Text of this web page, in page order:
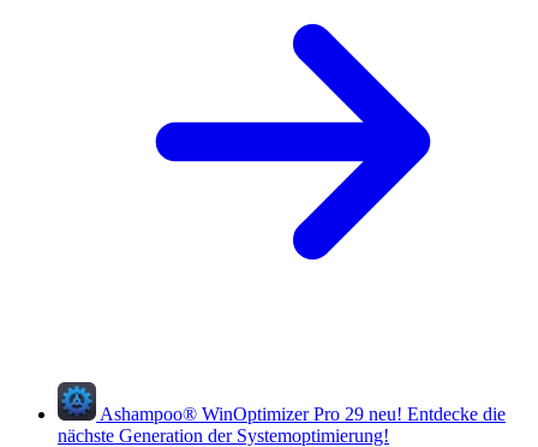
Ashampoo® WinOptimizer Pro 29 neu! Entdecke die
nächste Generation der Systemoptimierung!